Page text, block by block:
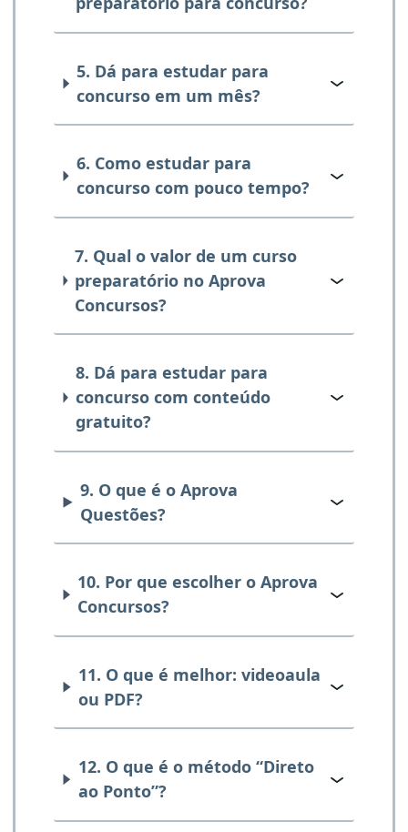
5. Dá para estudar para
concurso em um mês?
6. Como estudar para
concurso com pouco tempo?
7. Qual o valor de um curso
preparatório no Aprova
Concursos?
8. Dá para estudar para
concurso com conteúdo
gratuito?
9. O que é o Aprova
Questões?
10. Por que escolher o Aprova
Concursos?
11. O que é melhor: videoaula
ou PDF?
12. O que é o método “Direto
ao Ponto”?